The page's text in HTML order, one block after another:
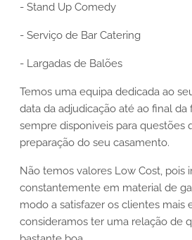
- Stand Up Comedy
- Serviço de Bar Catering
- Largadas de Balões
Temos uma equipa dedicada ao
data da adjudicação até ao final da
sempre disponiveis para questões
preparação do seu casamento.
Não temos valores Low Cost, pois
constantemente em material de
modo a satisfazer os clientes mais
consideramos ter uma relação de